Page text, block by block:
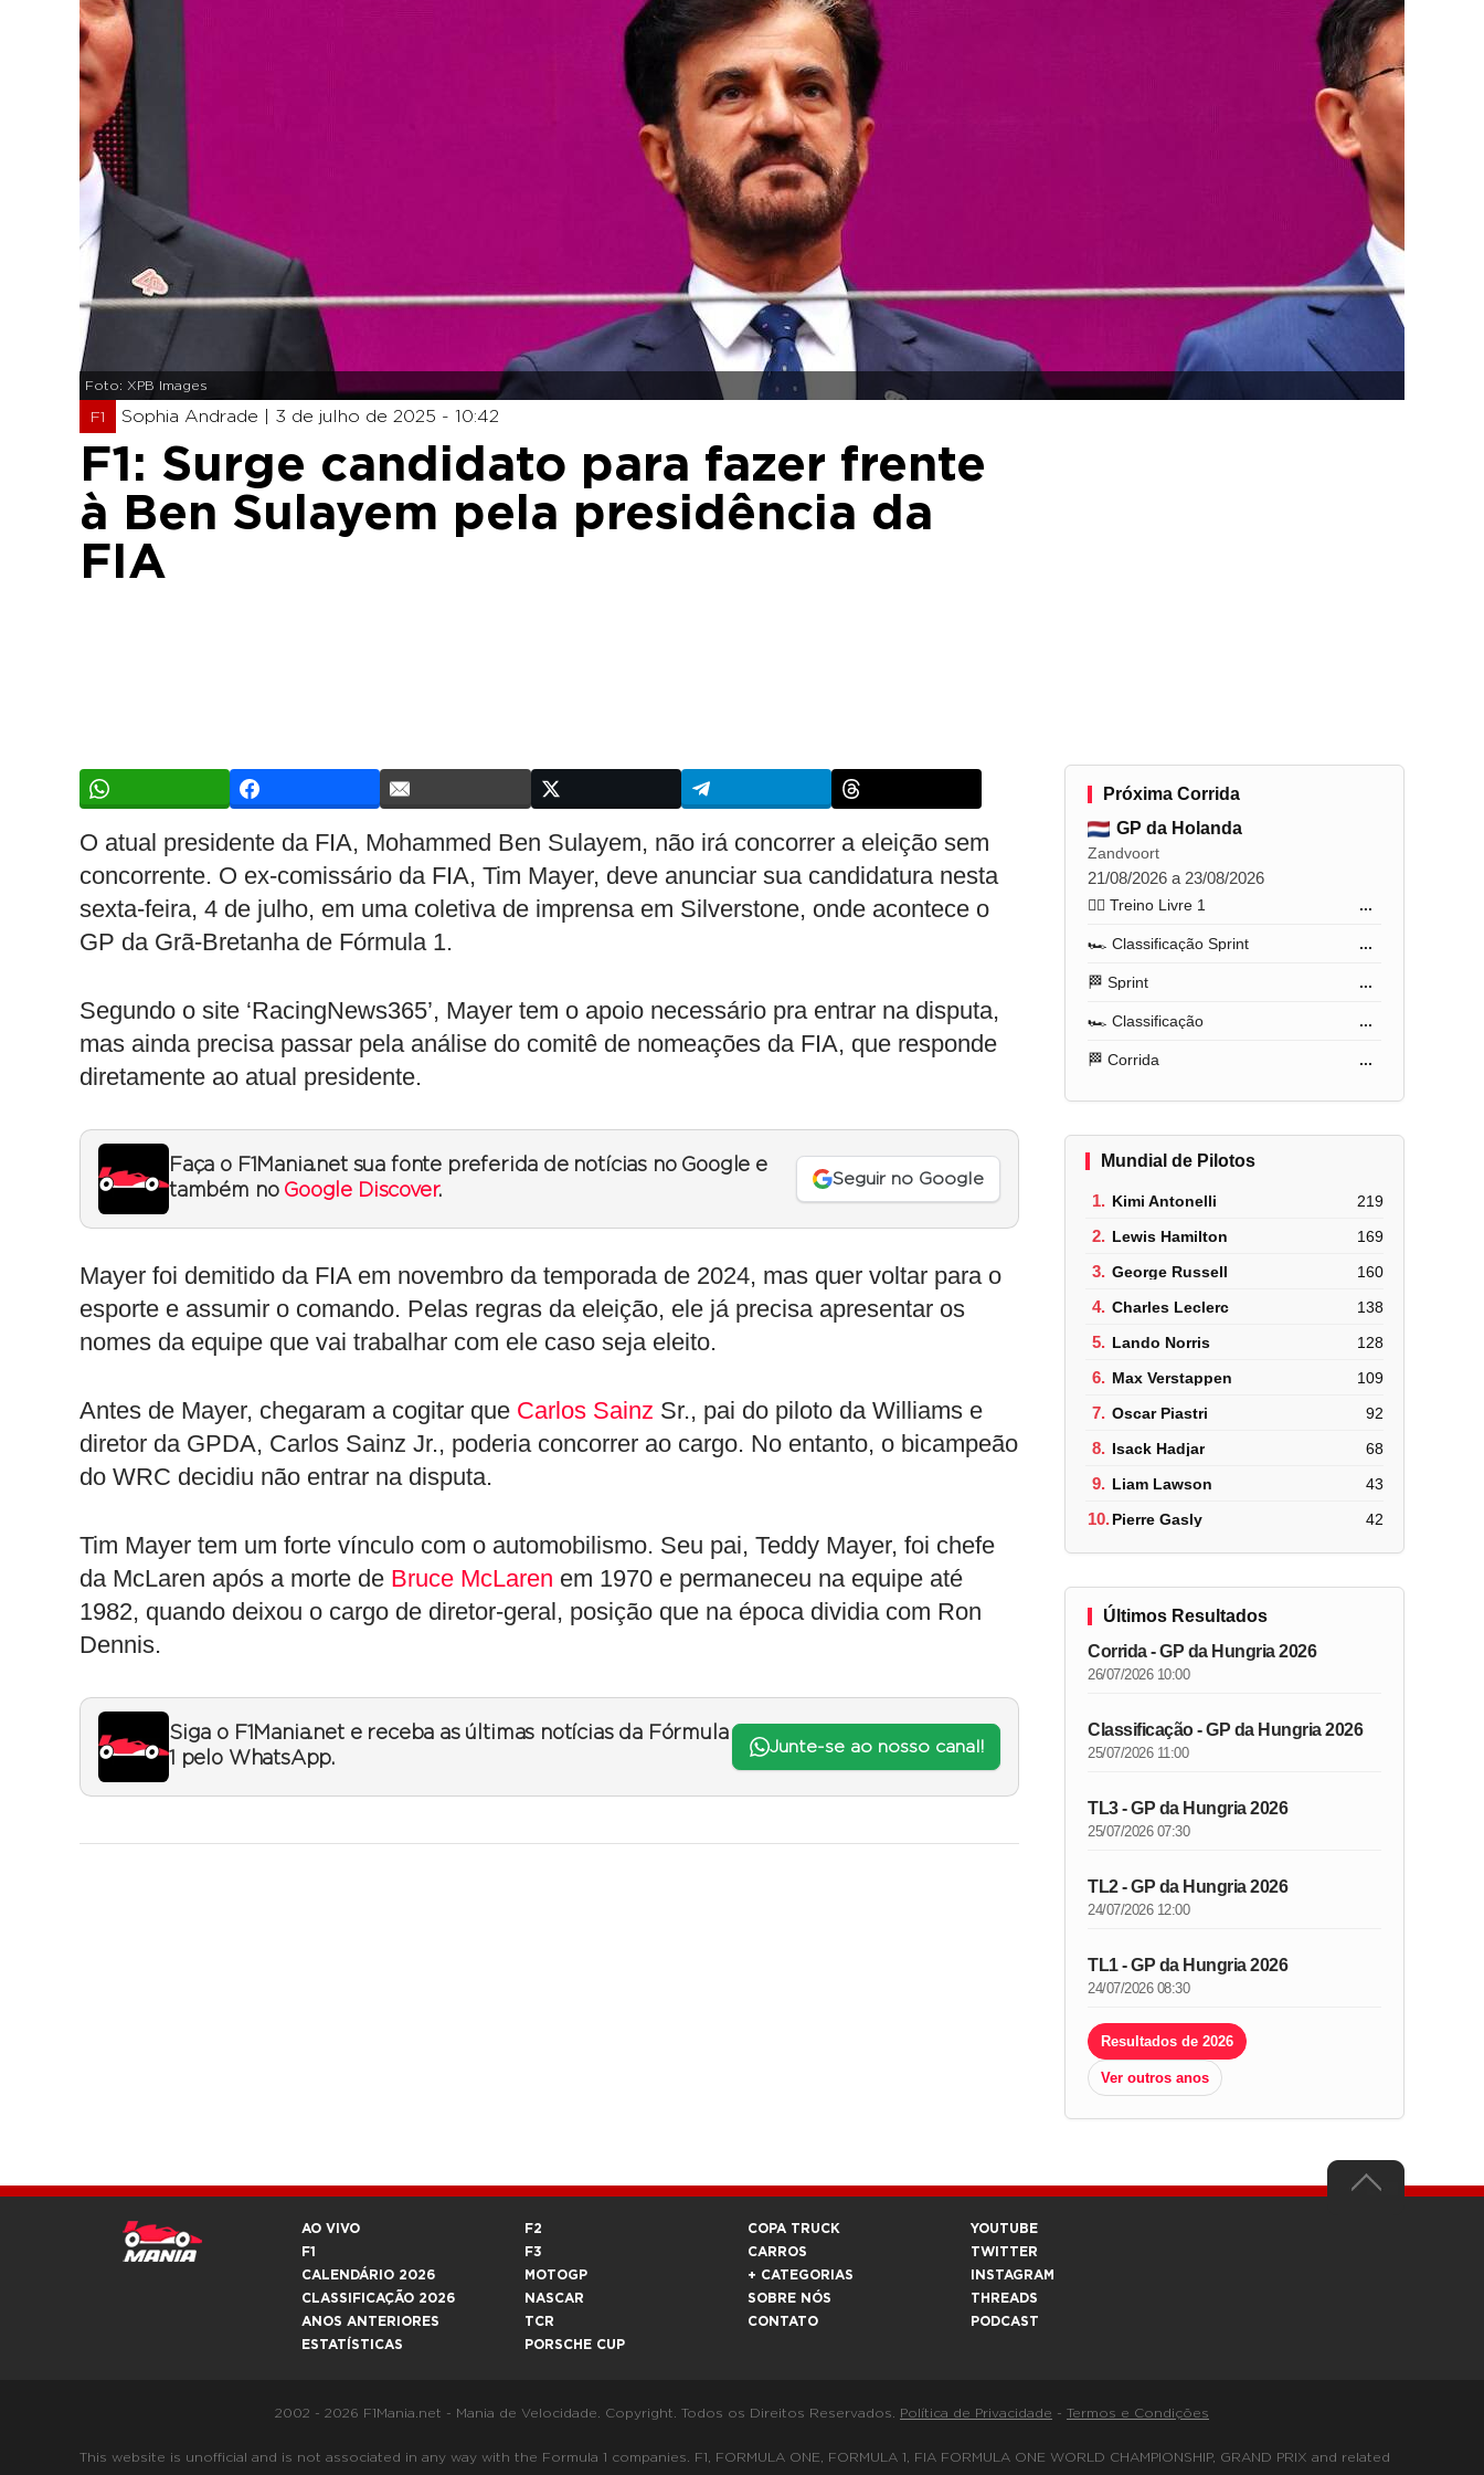
Foto: XPB Images
F1 Sophia Andrade | 3 de julho de 2025 - 10:42
F1: Surge candidato para fazer frente
à Ben Sulayem pela presidência da
FIA
O atual presidente da FIA, Mohammed Ben Sulayem, não irá concorrer a eleição sem
concorrente. O ex-comissário da FIA, Tim Mayer, deve anunciar sua candidatura nesta
sexta-feira, 4 de julho, em uma coletiva de imprensa em Silverstone, onde acontece o
GP da Grã-Bretanha de Fórmula 1.
Segundo o site ‘RacingNews365’, Mayer tem o apoio necessário pra entrar na disputa,
mas ainda precisa passar pela análise do comitê de nomeações da FIA, que responde
diretamente ao atual presidente.
Faça o F1Mania.net sua fonte preferida de notícias no Google e
também no Google Discover.
Seguir no Google
Mayer foi demitido da FIA em novembro da temporada de 2024, mas quer voltar para o
esporte e assumir o comando. Pelas regras da eleição, ele já precisa apresentar os
nomes da equipe que vai trabalhar com ele caso seja eleito.
Antes de Mayer, chegaram a cogitar que Carlos Sainz Sr., pai do piloto da Williams e
diretor da GPDA, Carlos Sainz Jr., poderia concorrer ao cargo. No entanto, o bicampeão
do WRC decidiu não entrar na disputa.
Tim Mayer tem um forte vínculo com o automobilismo. Seu pai, Teddy Mayer, foi chefe
da McLaren após a morte de Bruce McLaren em 1970 e permaneceu na equipe até
1982, quando deixou o cargo de diretor-geral, posição que na época dividia com Ron
Dennis.
Siga o F1Mania.net e receba as últimas notícias da Fórmula
1 pelo WhatsApp.
Junte-se ao nosso canal!
Próxima Corrida
GP da Holanda
Zandvoort
21/08/2026 a 23/08/2026
🏋️‍♂️ Treino Livre 1 ...
🏎️ Classificação Sprint ...
🏁 Sprint ...
🏎️ Classificação ...
🏁 Corrida ...
Mundial de Pilotos
1. Kimi Antonelli 219
2. Lewis Hamilton 169
3. George Russell 160
4. Charles Leclerc 138
5. Lando Norris 128
6. Max Verstappen 109
7. Oscar Piastri 92
8. Isack Hadjar 68
9. Liam Lawson 43
10.Pierre Gasly 42
Últimos Resultados
Corrida - GP da Hungria 2026
26/07/2026 10:00
Classificação - GP da Hungria 2026
25/07/2026 11:00
TL3 - GP da Hungria 2026
25/07/2026 07:30
TL2 - GP da Hungria 2026
24/07/2026 12:00
TL1 - GP da Hungria 2026
24/07/2026 08:30
Resultados de 2026
Ver outros anos
AO VIVO
F1
CALENDÁRIO 2026
CLASSIFICAÇÃO 2026
ANOS ANTERIORES
ESTATÍSTICAS
F2
F3
MOTOGP
NASCAR
TCR
PORSCHE CUP
COPA TRUCK
CARROS
+ CATEGORIAS
SOBRE NÓS
CONTATO
YOUTUBE
TWITTER
INSTAGRAM
THREADS
PODCAST
2002 - 2026 F1Mania.net - Mania de Velocidade. Copyright. Todos os Direitos Reservados. Política de Privacidade - Termos e Condições
This website is unofficial and is not associated in any way with the Formula 1 companies. F1, FORMULA ONE, FORMULA 1, FIA FORMULA ONE WORLD CHAMPIONSHIP, GRAND PRIX and related